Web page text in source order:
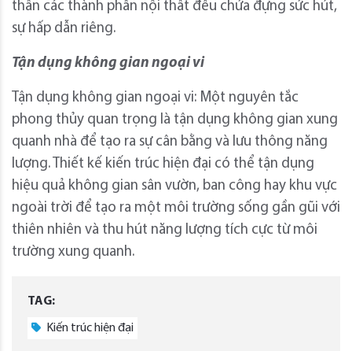
thân các thành phần nội thất đều chứa đựng sức hút,
sự hấp dẫn riêng.
Tận dụng không gian ngoại vi
Tận dụng không gian ngoại vi: Một nguyên tắc
phong thủy quan trọng là tận dụng không gian xung
quanh nhà để tạo ra sự cân bằng và lưu thông năng
lượng. Thiết kế kiến trúc hiện đại có thể tận dụng
hiệu quả không gian sân vườn, ban công hay khu vực
ngoài trời để tạo ra một môi trường sống gần gũi với
thiên nhiên và thu hút năng lượng tích cực từ môi
trường xung quanh.
TAG:
Kiến trúc hiện đại